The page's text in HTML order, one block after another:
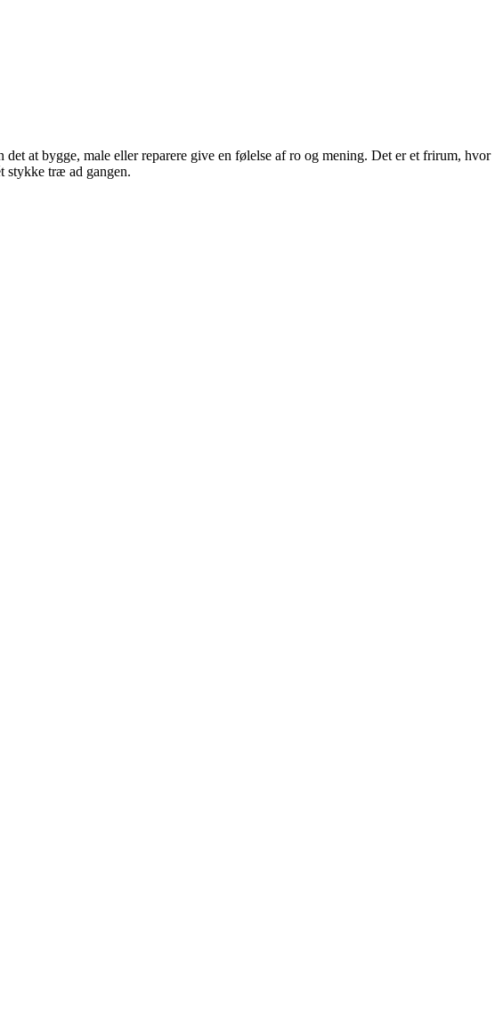
at bygge, male eller reparere give en følelse af ro og mening. Det er et frirum, hvor
stykke træ ad gangen.